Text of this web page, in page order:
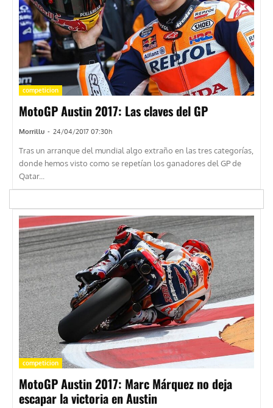
competicion
MotoGP Austin 2017: Las claves del GP
Morrillu - 24/04/2017 07:30h
Tras un arranque del mundial algo extraño en las tres categorías,
donde hemos visto como se repetían los ganadores del GP de
Qatar...
competicion
MotoGP Austin 2017: Marc Márquez no deja
escapar la victoria en Austin